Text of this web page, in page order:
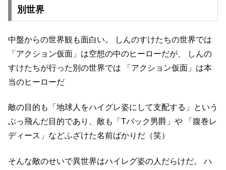
別世界
中盤からの世界観も面白い。
しんのすけたちの世界では
「アクション仮面」は空想の中のヒーローだが、
しんの
すけたちが行った別の世界では 「アクション仮面」は本
当のヒーローだ
敵の目的も「地球人をハイグレ姿にして支配する」という
ぶっ飛んだ目的であり、敵も「Tバック男爵」や 「腹巻レ
ディース」などふざけた名前ばかりだ（笑）
そんな敵のせいで異世界はハイレグ姿の人だらけだ。
ハ